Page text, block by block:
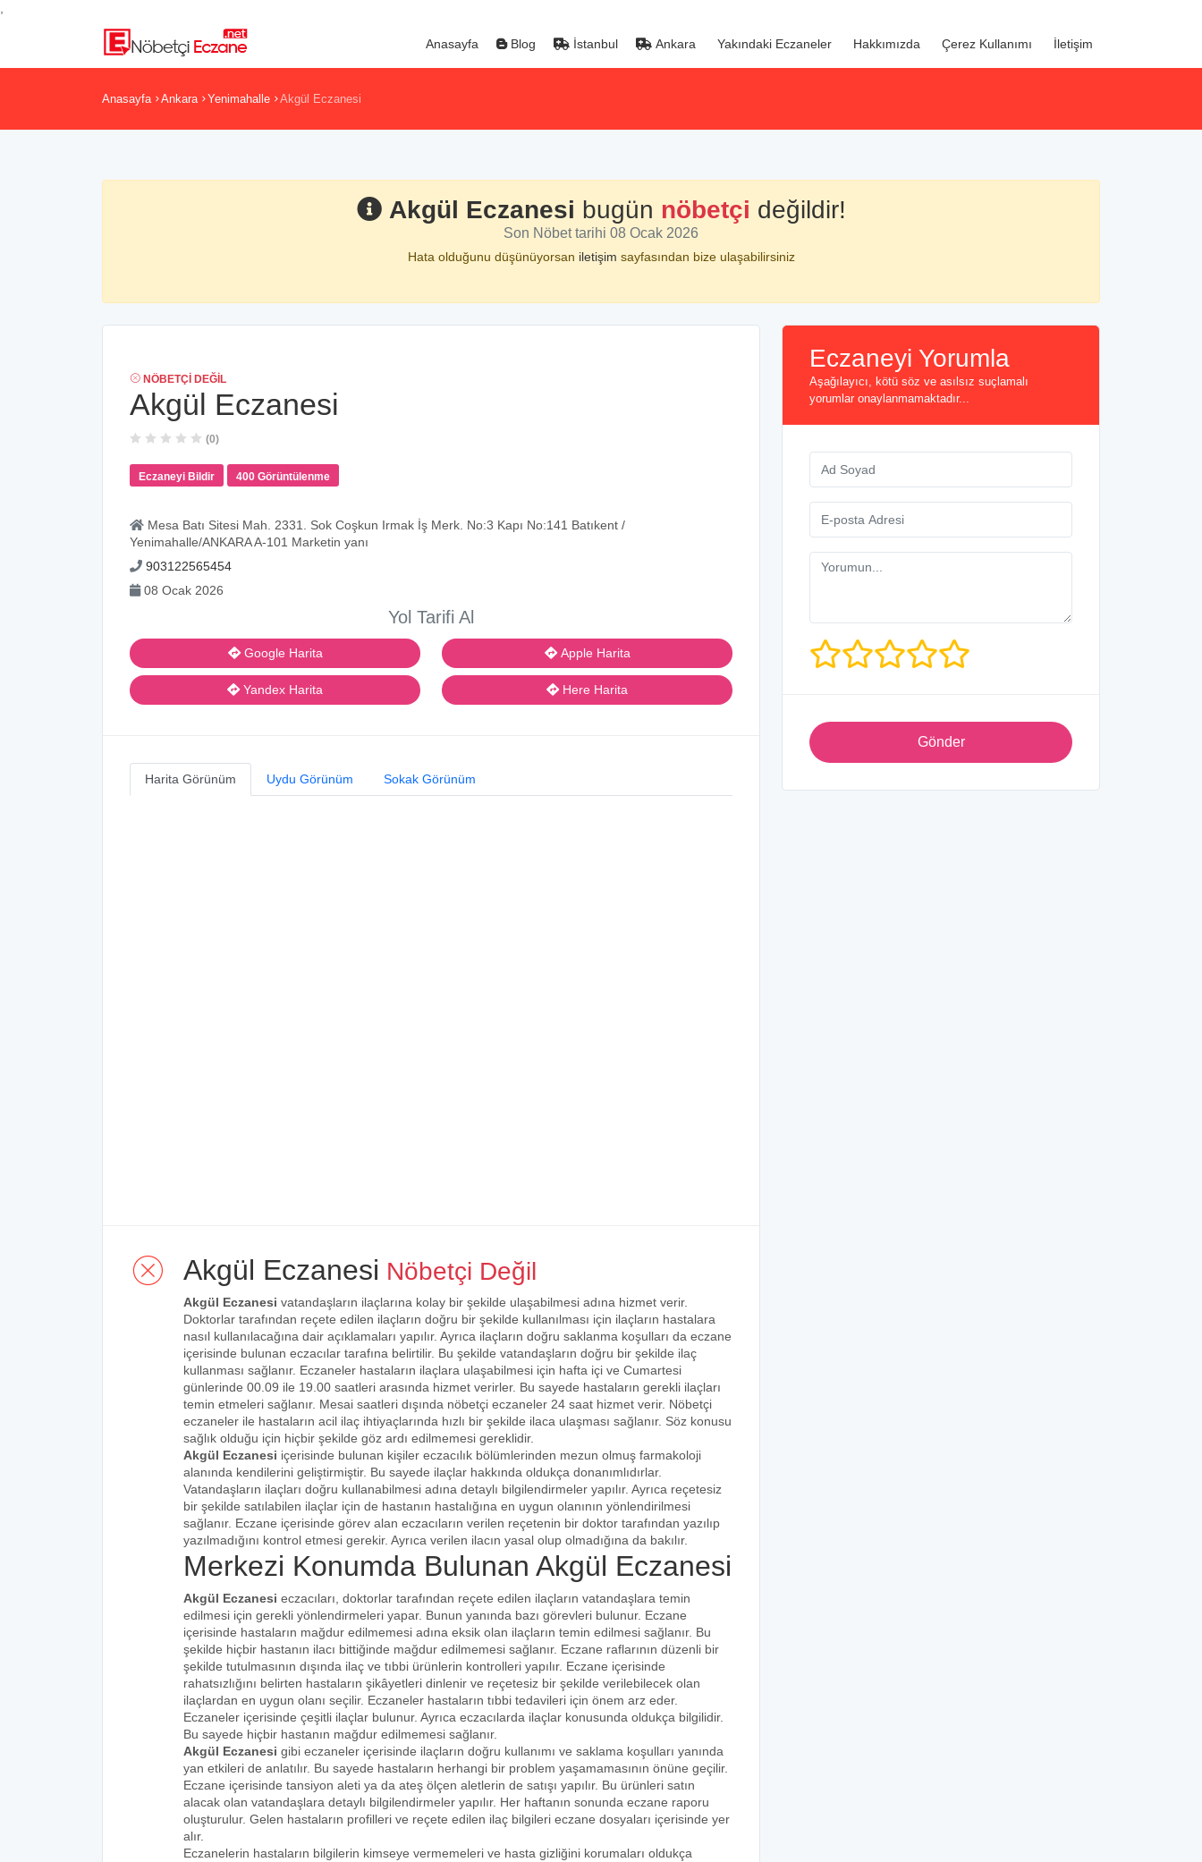
Anasayfa Blog İstanbul Ankara Yakındaki Eczaneler Hakkımızda Çerez Kullanımı İletişim
Anasayfa Ankara Yenimahalle Akgül Eczanesi
Akgül Eczanesi bugün nöbetçi değildir!
Son Nöbet tarihi 08 Ocak 2026
Hata olduğunu düşünüyorsan iletişim sayfasından bize ulaşabilirsiniz
NÖBETÇI DEĞIL
Akgül Eczanesi
(0)
Eczaneyi Bildir 400 Görüntülenme
Mesa Batı Sitesi Mah. 2331. Sok Coşkun Irmak İş Merk. No:3 Kapı No:141 Batıkent /
Yenimahalle/ANKARA A-101 Marketin yanı
903122565454
08 Ocak 2026
Yol Tarifi Al
Google Harita
Yandex Harita
Apple Harita
Here Harita
Harita Görünüm Uydu Görünüm Sokak Görünüm
Akgül Eczanesi Nöbetçi Değil
Akgül Eczanesi vatandaşların ilaçlarına kolay bir şekilde ulaşabilmesi adına hizmet verir.
Doktorlar tarafından reçete edilen ilaçların doğru bir şekilde kullanılması için ilaçların hastalara
nasıl kullanılacağına dair açıklamaları yapılır. Ayrıca ilaçların doğru saklanma koşulları da eczane
içerisinde bulunan eczacılar tarafına belirtilir. Bu şekilde vatandaşların doğru bir şekilde ilaç
kullanması sağlanır. Eczaneler hastaların ilaçlara ulaşabilmesi için hafta içi ve Cumartesi
günlerinde 00.09 ile 19.00 saatleri arasında hizmet verirler. Bu sayede hastaların gerekli ilaçları
temin etmeleri sağlanır. Mesai saatleri dışında nöbetçi eczaneler 24 saat hizmet verir. Nöbetçi
eczaneler ile hastaların acil ilaç ihtiyaçlarında hızlı bir şekilde ilaca ulaşması sağlanır. Söz konusu
sağlık olduğu için hiçbir şekilde göz ardı edilmemesi gereklidir.
Akgül Eczanesi içerisinde bulunan kişiler eczacılık bölümlerinden mezun olmuş farmakoloji
alanında kendilerini geliştirmiştir. Bu sayede ilaçlar hakkında oldukça donanımlıdırlar.
Vatandaşların ilaçları doğru kullanabilmesi adına detaylı bilgilendirmeler yapılır. Ayrıca reçetesiz
bir şekilde satılabilen ilaçlar için de hastanın hastalığına en uygun olanının yönlendirilmesi
sağlanır. Eczane içerisinde görev alan eczacıların verilen reçetenin bir doktor tarafından yazılıp
yazılmadığını kontrol etmesi gerekir. Ayrıca verilen ilacın yasal olup olmadığına da bakılır.
Merkezi Konumda Bulunan Akgül Eczanesi
Akgül Eczanesi eczacıları, doktorlar tarafından reçete edilen ilaçların vatandaşlara temin
edilmesi için gerekli yönlendirmeleri yapar. Bunun yanında bazı görevleri bulunur. Eczane
içerisinde hastaların mağdur edilmemesi adına eksik olan ilaçların temin edilmesi sağlanır. Bu
şekilde hiçbir hastanın ilacı bittiğinde mağdur edilmemesi sağlanır. Eczane raflarının düzenli bir
şekilde tutulmasının dışında ilaç ve tıbbi ürünlerin kontrolleri yapılır. Eczane içerisinde
rahatsızlığını belirten hastaların şikâyetleri dinlenir ve reçetesiz bir şekilde verilebilecek olan
ilaçlardan en uygun olanı seçilir. Eczaneler hastaların tıbbi tedavileri için önem arz eder.
Eczaneler içerisinde çeşitli ilaçlar bulunur. Ayrıca eczacılarda ilaçlar konusunda oldukça bilgilidir.
Bu sayede hiçbir hastanın mağdur edilmemesi sağlanır.
Akgül Eczanesi gibi eczaneler içerisinde ilaçların doğru kullanımı ve saklama koşulları yanında
yan etkileri de anlatılır. Bu sayede hastaların herhangi bir problem yaşamamasının önüne geçilir.
Eczane içerisinde tansiyon aleti ya da ateş ölçen aletlerin de satışı yapılır. Bu ürünleri satın
alacak olan vatandaşlara detaylı bilgilendirmeler yapılır. Her haftanın sonunda eczane raporu
oluşturulur. Gelen hastaların profilleri ve reçete edilen ilaç bilgileri eczane dosyaları içerisinde yer
alır.
Eczanelerin hastaların bilgilerin kimseye vermemeleri ve hasta gizliğini korumaları oldukça
Eczaneyi Yorumla
Aşağılayıcı, kötü söz ve asılsız suçlamalı
yorumlar onaylanmamaktadır...
Gönder